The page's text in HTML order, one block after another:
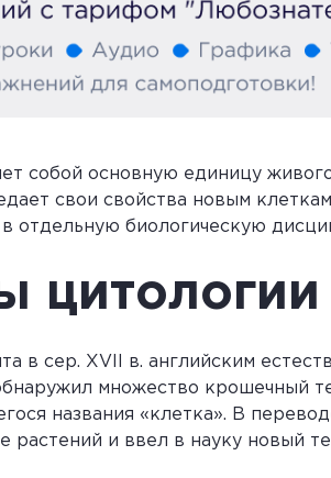
собой основную единицу
свои свойства новым
отдельную биологическую
цитологии
в сер. XVII в. английским
множество крошечный
названия «клетка». В
растений и ввел в науку новый